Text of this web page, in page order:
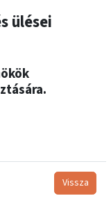
ülései
Vissza